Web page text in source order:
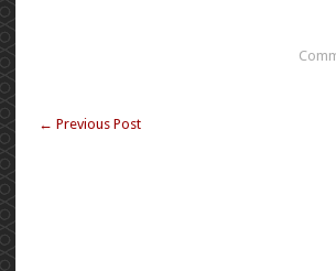
← Previous Post